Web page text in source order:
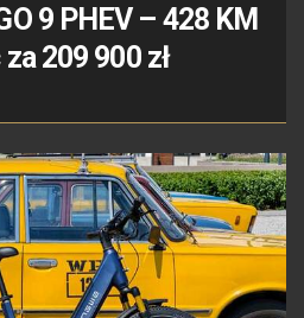
9 PHEV – 428 KM
209 900 zł